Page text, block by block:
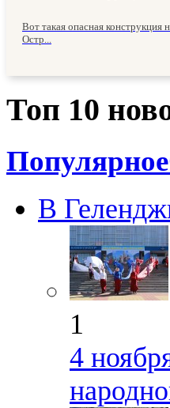
Вот такая опасная конструкция
Остр...
Топ 10
Популярное
В
1
4